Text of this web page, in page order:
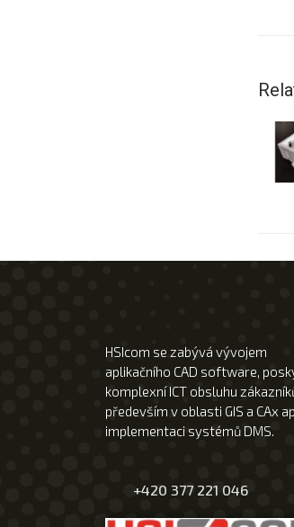
HSIcom se zabývá vývojem
aplikačního CAD software,
komplexní ICT obsluhu
především v oblasti GIS a CAx
implementaci systémů DMS.
+420 377 221 046